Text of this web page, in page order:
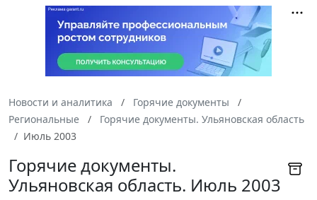
Новости и аналитика
Горячие документы
Региональные
Горячие документы. Ульяновская область
Июль 2003
Горячие документы.
Ульяновская область. Июль 2003